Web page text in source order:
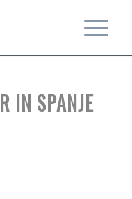
IN SPANJE